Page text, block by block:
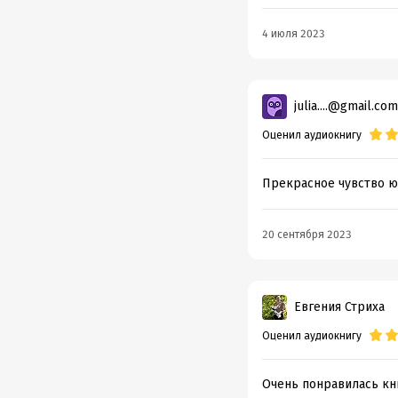
4 июля 2023
julia....@gmail.com
Оценил аудиокнигу
Прекрасное чувство
20 сентября 2023
Евгения Стриха
Оценил аудиокнигу
Очень понравилась